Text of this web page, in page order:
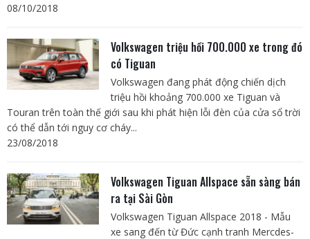
08/10/2018
Volkswagen triệu hồi 700.000 xe trong đó
có Tiguan
Volkswagen đang phát động chiến dịch
triệu hồi khoảng 700.000 xe Tiguan và
Touran trên toàn thế giới sau khi phát hiện lỗi đèn của cửa sổ trời
có thể dẫn tới nguy cơ cháy...
23/08/2018
Volkswagen Tiguan Allspace sẵn sàng bán
ra tại Sài Gòn
Volkswagen Tiguan Allspace 2018 - Mẫu
xe sang đến từ Đức cạnh tranh Mercdes-